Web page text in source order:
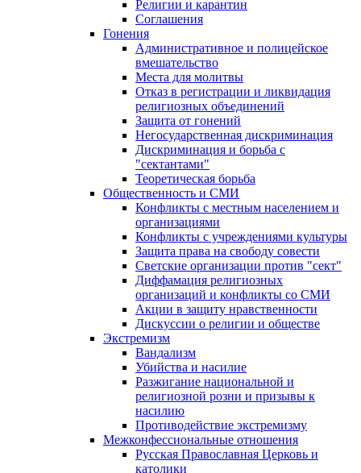
Религии и карантин
Соглашения
Гонения
Административное и полицейское
вмешательство
Места для молитвы
Отказ в регистрации и ликвидация
религиозных объединений
Защита от гонений
Негосударственная дискриминация
Дискриминация и борьба с
"сектантами"
Теоретическая борьба
Общественность и СМИ
Конфликты с местным населением и
организациями
Конфликты с учреждениями культуры
Защита права на свободу совести
Светские организации против "сект"
Диффамация религиозных
организаций и конфликты со СМИ
Акции в защиту нравственности
Дискуссии о религии и обществе
Экстремизм
Вандализм
Убийства и насилие
Разжигание национальной и
религиозной розни и призывы к
насилию
Противодействие экстремизму
Межконфессиональные отношения
Русская Православная Церковь и
католики